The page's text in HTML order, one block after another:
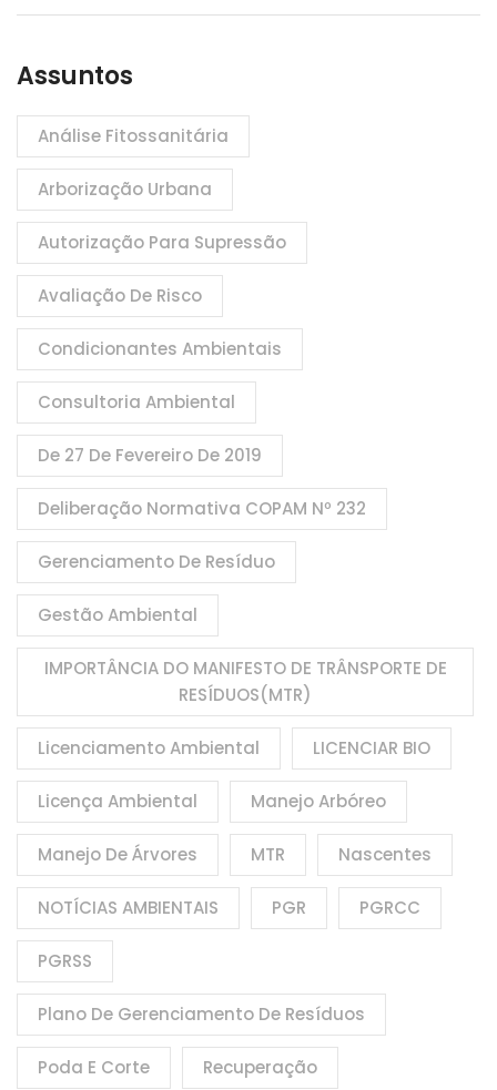
Assuntos
Análise Fitossanitária
Arborização Urbana
Autorização Para Supressão
Avaliação De Risco
Condicionantes Ambientais
Consultoria Ambiental
De 27 De Fevereiro De 2019
Deliberação Normativa COPAM Nº 232
Gerenciamento De Resíduo
Gestão Ambiental
IMPORTÂNCIA DO MANIFESTO DE TRÂNSPORTE DE
RESÍDUOS(MTR)
Licenciamento Ambiental LICENCIAR BIO
Licença Ambiental Manejo Arbóreo
Manejo De Árvores MTR Nascentes
NOTÍCIAS AMBIENTAIS PGR PGRCC
PGRSS
Plano De Gerenciamento De Resíduos
Poda E Corte Recuperação